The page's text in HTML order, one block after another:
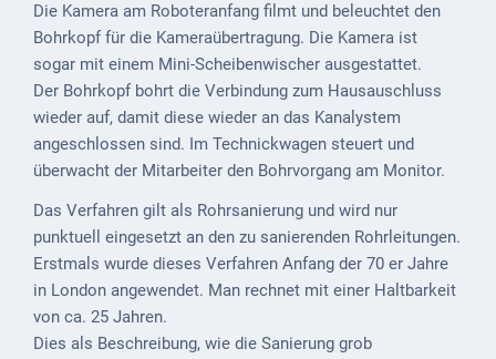
Die Kamera am Roboteranfang filmt und beleuchtet den
Bohrkopf für die Kameraübertragung. Die Kamera ist
sogar mit einem Mini-Scheibenwischer ausgestattet.
Der Bohrkopf bohrt die Verbindung zum Hausauschluss
wieder auf, damit diese wieder an das Kanalystem
angeschlossen sind. Im Technickwagen steuert und
überwacht der Mitarbeiter den Bohrvorgang am Monitor.
Das Verfahren gilt als Rohrsanierung und wird nur
punktuell eingesetzt an den zu sanierenden Rohrleitungen.
Erstmals wurde dieses Verfahren Anfang der 70 er Jahre
in London angewendet. Man rechnet mit einer Haltbarkeit
von ca. 25 Jahren.
Dies als Beschreibung, wie die Sanierung grob